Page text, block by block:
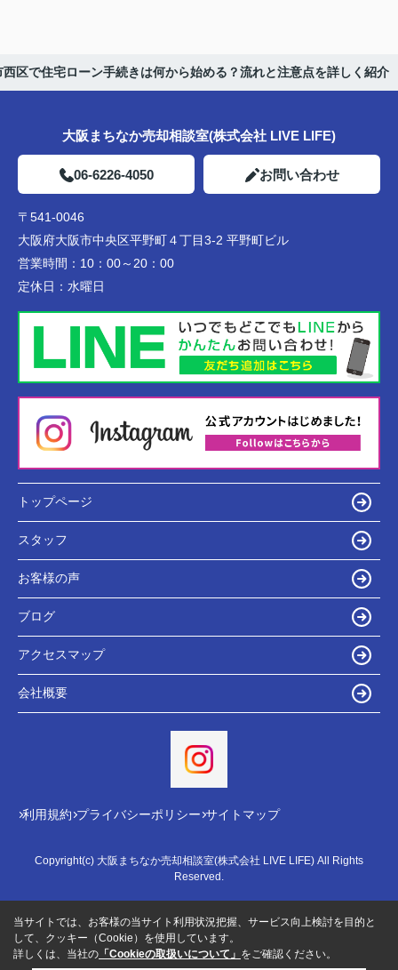
西区で住宅ローン手続きは何から始める？流れと注意点を詳しく紹介
大阪まちなか売却相談室(株式会社 LIVE LIFE)
06-6226-4050 お問い合わせ
〒541-0046
大阪府大阪市中央区平野町４丁目3-2 平野町ビル
営業時間： 10：00～20：00
定休日： 水曜日
トップページ
スタッフ
お客様の声
ブログ
アクセスマップ
会社概要
利用規約 プライバシーポリシー サイトマップ
Copyright(c) 大阪まちなか売却相談室(株式会社 LIVE LIFE) All Rights
Reserved.
当サイトでは、お客様の当サイト利用状況把握、サービス向上検討を目的と
して、クッキー（Cookie）を使用しています。
詳しくは、当社の 「Cookieの取扱いについて」 をご確認ください。